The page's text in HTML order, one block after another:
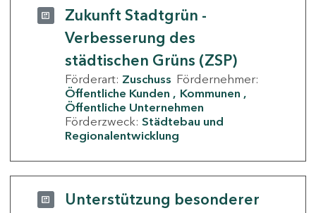
Zukunft Stadtgrün -
Verbesserung des
städtischen Grüns (ZSP)
Förderart: Zuschuss Fördernehmer:
Öffentliche Kunden
Kommunen
Öffentliche Unternehmen
Förderzweck: Städtebau und
Regionalentwicklung
Unterstützung besonderer